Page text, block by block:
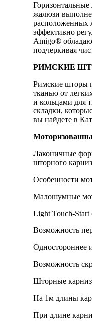
жалюзи
расположенных
эффективно
Amigo®
подчеркивая
РИМСКИЕ
Римские шторы
тканью от
и кольцами для
складки,
вы найдете в
Лаконичные
шторного
Особенности
Малошумные
Light Touch-Start
Возможность
Одностороннее
Возможность
Шторные
На 1м длины
При длине